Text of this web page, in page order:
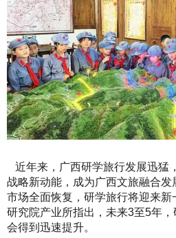
近年来，广西研学旅行发展迅猛
战略新动能，成为广西文旅融合
市场全面恢复，研学旅行将迎来
研究院产业所指出，未来3至5年
会得到迅速提升。